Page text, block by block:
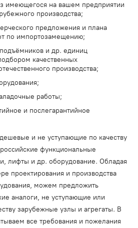
имеющегося на вашем предприятии
производства;
предложения и плана
по импортозамещению;
и др. единиц
качественных
производства;
работы;
и послегарантийное
и не уступающие по качеству
функциональные
лифты и др. оборудование. Обладая
проектирования и производства
можем предложить
аналоги, не уступающие или
зарубежные узлы и агрегаты. В
все требования и пожелания